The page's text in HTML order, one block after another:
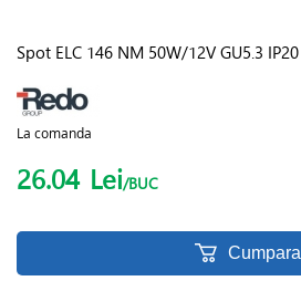
Spot ELC 146 NM 50W/12V GU5.3 IP20
La comanda
26.04 Lei/BUC
Cumpara